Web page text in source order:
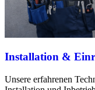
Installation &
Unsere erfahrenen